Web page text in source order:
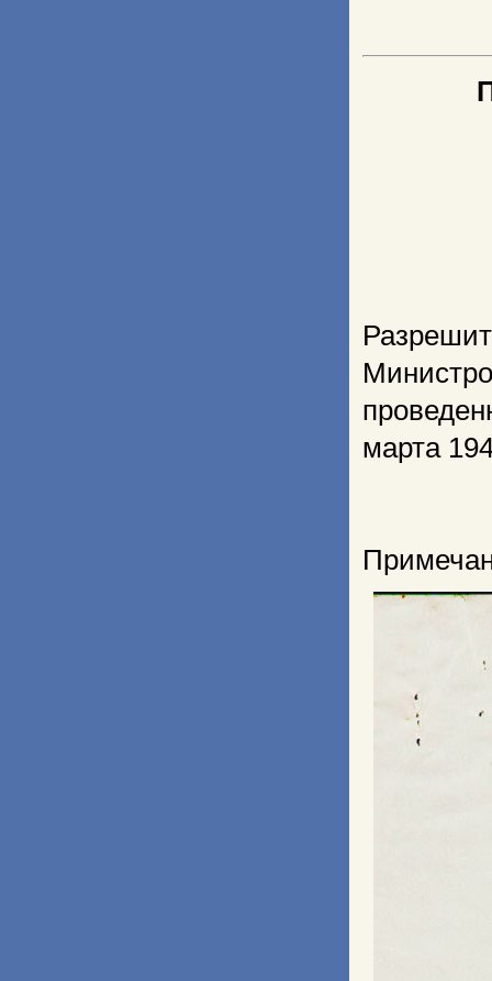
марта